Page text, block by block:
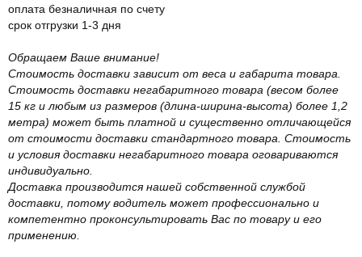
оплата безналичная по счету
срок отгрузки 1-3 дня
Обращаем Ваше внимание!
Стоимость доставки зависит от веса и габарита товара.
Стоимость доставки негабаритного товара (весом более
15 кг и любым из размеров (длина-ширина-высота) более 1,2
метра) может быть платной и существенно отличающейся
от стоимости доставки стандартного товара. Стоимость
и условия доставки негабаритного товара оговариваются
индивидуально.
Доставка производится нашей собственной службой
доставки, потому водитель может профессионально и
компетентно проконсультировать Вас по товару и его
применению.